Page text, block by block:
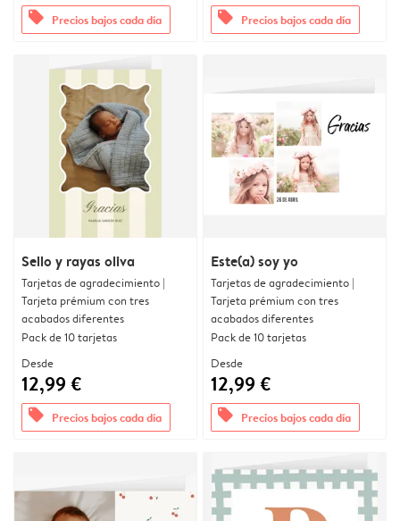
offers Precios bajos cada día offers Precios bajos cada día
Sello y rayas oliva
Tarjetas de agradecimiento |
Tarjeta prémium con tres
acabados diferentes
Pack de 10 tarjetas
Desde
12,99 €
offers Precios bajos cada día
Este(a) soy yo
Tarjetas de agradecimiento |
Tarjeta prémium con tres
acabados diferentes
Pack de 10 tarjetas
Desde
12,99 €
offers Precios bajos cada día